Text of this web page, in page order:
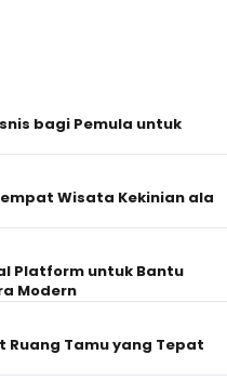
bagi Pemula untuk
Wisata Kekinian ala
Platform untuk Bantu
Modern
Ruang Tamu yang Tepat